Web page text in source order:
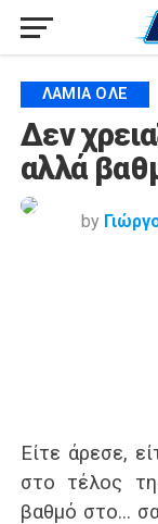
ΛΑΜΙΑ ΟΛΕ
Δεν
αλλά
by
Είτε άρεσε,
στο τέλος
βαθμό στο…